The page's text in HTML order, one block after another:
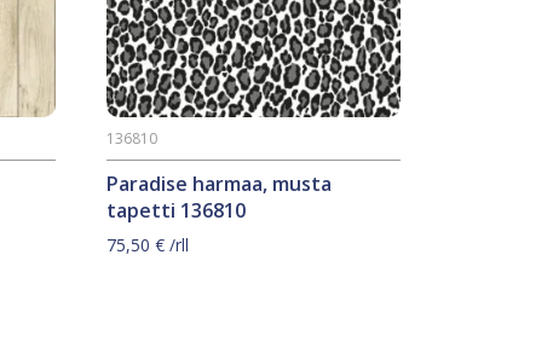
Paradise harmaa, musta
tapetti 136810
136810
75,50€ /rll